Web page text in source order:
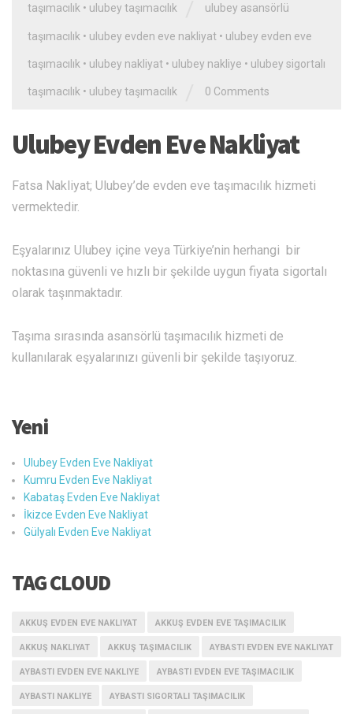
taşımacılık • ulubey taşımacılık ulubey asansörlü
taşımacılık • ulubey evden eve nakliyat • ulubey evden eve
taşımacılık • ulubey nakliyat • ulubey nakliye • ulubey sigortalı
taşımacılık • ulubey taşımacılık 0 Comments
Ulubey Evden Eve Nakliyat
Fatsa Nakliyat; Ulubey’de evden eve taşımacılık hizmeti
vermektedir.
Eşyalarınız Ulubey içine veya Türkiye’nin herhangi bir
noktasına güvenli ve hızlı bir şekilde uygun fiyata sigortalı
olarak taşınmaktadır.
Taşıma sırasında asansörlü taşımacılık hizmeti de
kullanılarak eşyalarınızı güvenli bir şekilde taşıyoruz.
Yeni
Ulubey Evden Eve Nakliyat
Kumru Evden Eve Nakliyat
Kabataş Evden Eve Nakliyat
İkizce Evden Eve Nakliyat
Gülyalı Evden Eve Nakliyat
TAG CLOUD
AKKUŞ EVDEN EVE NAKLIYAT AKKUŞ EVDEN EVE TAŞIMACILIK
AKKUŞ NAKLIYAT AKKUŞ TAŞIMACILIK AYBASTI EVDEN EVE NAKLIYAT
AYBASTI EVDEN EVE NAKLIYE AYBASTI EVDEN EVE TAŞIMACILIK
AYBASTI NAKLIYE AYBASTI SIGORTALI TAŞIMACILIK